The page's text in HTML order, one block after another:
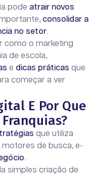
pode atrair novos
consolidar a
no setor.
como o marketing
de escola,
e dicas práticas que
começar a ver
E Por Que
que utiliza
de busca, e-
.
simples criação de